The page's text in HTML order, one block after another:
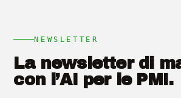
NEWSLETTER
La newsletter di
con l’AI per le PMI.